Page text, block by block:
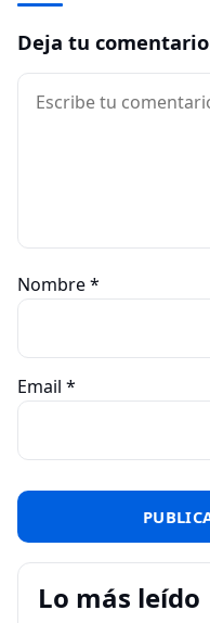
Deja tu comentario
Comentario
Nombre*
Email *
Lo más leído